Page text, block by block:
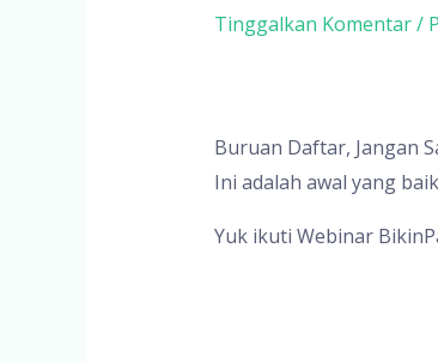
Tinggalkan Komentar/
Buruan Daftar, Jangan
Ini adalah awal yang
Yuk ikuti Webinar